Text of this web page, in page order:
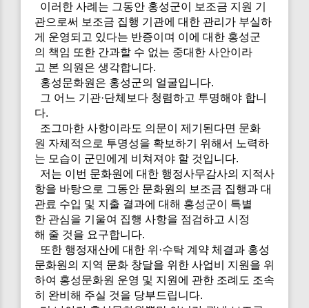
이러한 사례는 그동안 홍성군이 보조금 지원 기
관으로써 보조금 집행 기관에 대한 관리가 부실하
게 운영되고 있다는 반증이며 이에 대한 홍성군
의 책임 또한 간과할 수 없는 중대한 사안이라
고 본 의원은 생각합니다.
홍성문화원은 홍성군의 얼굴입니다.
그 어느 기관·단체보다 청렴하고 투명해야 합니
다.
조그마한 사항이라도 의문이 제기된다면 문화
원 자체적으로 투명성을 확보하기 위해서 노력하
는 모습이 군민에게 비쳐져야 할 것입니다.
저는 이번 문화원에 대한 행정사무감사의 지적사
항을 바탕으로 그동안 문화원의 보조금 집행과 대
관료 수입 및 지출 결과에 대해 홍성군이 특별
한 관심을 기울여 집행 사항을 점검하고 시정
해 줄 것을 요구합니다.
또한 행정재산에 대한 위·수탁 계약 체결과 홍성
문화원의 지역 문화 창달을 위한 사업비 지원을 위
하여 홍성문화원 운영 및 지원에 관한 조례도 조속
히 완비해 주실 것을 당부드립니다.